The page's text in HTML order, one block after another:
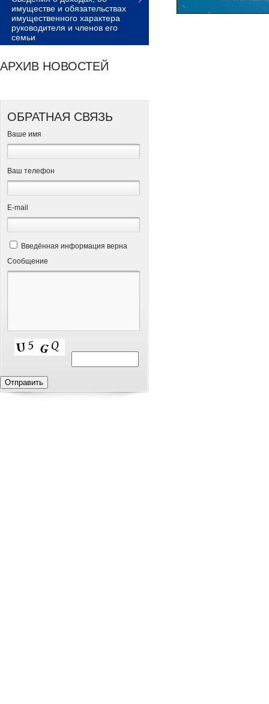
имуществе и обязательствах
имущественного характера
руководителя и членов его
семьи
АРХИВ НОВОСТЕЙ
ОБРАТНАЯ СВЯЗЬ
Ваше имя
Ваш телефон
Е-mail
Введённая информация верна
Сообщение